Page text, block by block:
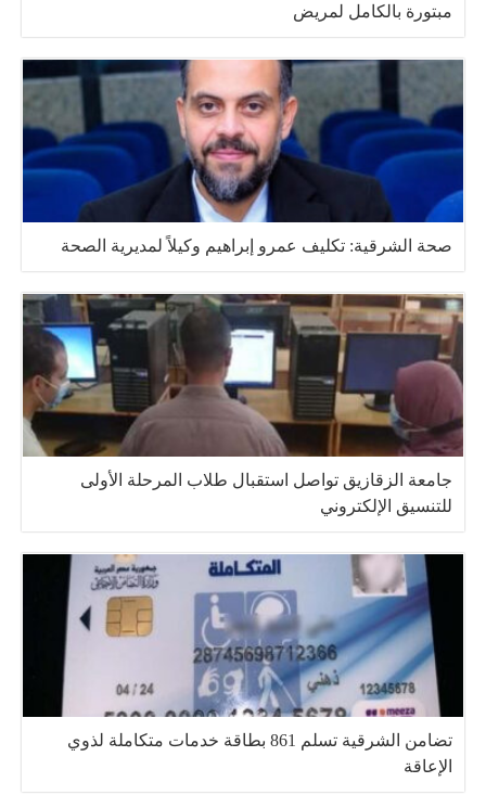
مبتورة بالكامل لمريض
صحة الشرقية: تكليف عمرو إبراهيم وكيلاً لمديرية الصحة
جامعة الزقازيق تواصل استقبال طلاب المرحلة الأولى
للتنسيق الإلكتروني
تضامن الشرقية تسلم 861 بطاقة خدمات متكاملة لذوي
الإعاقة